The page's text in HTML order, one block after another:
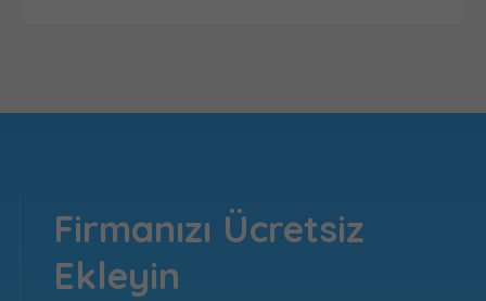
Firmanızı Ücretsiz
Ekleyin